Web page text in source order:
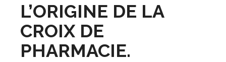
L’ORIGINE DE LA
CROIX DE
PHARMACIE.